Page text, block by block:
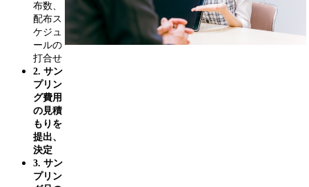
布数、
配布ス
ケジュ
ールの
打合せ
2. サン
プリン
グ費用
の見積
もりを
提出、
決定
3. サン
プリン